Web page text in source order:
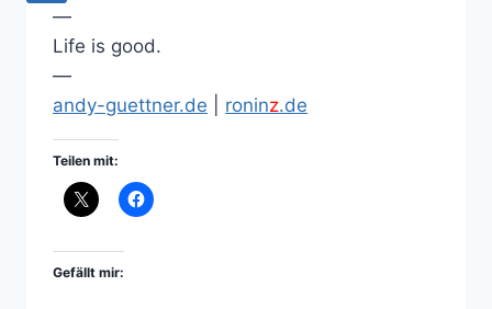
—
Life is good.
—
andy-guettner.de
roninz.de
Teilen mit:
Gefällt mir: